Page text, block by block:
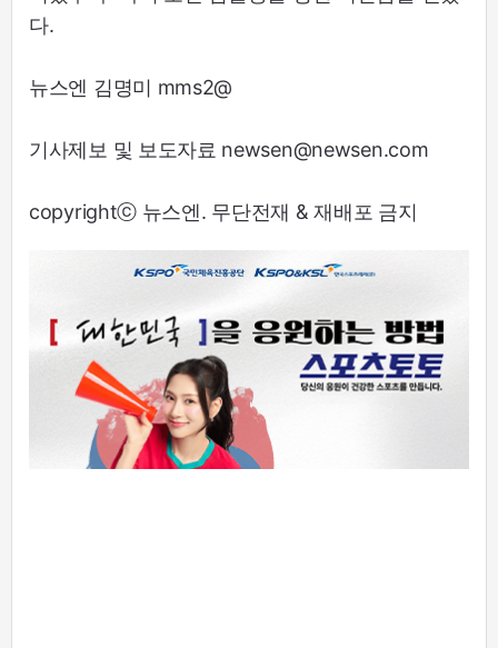
다.
뉴스엔 김명미 mms2@
기사제보 및 보도자료 newsen@newsen.com
copyrightⓒ 뉴스엔. 무단전재 & 재배포 금지